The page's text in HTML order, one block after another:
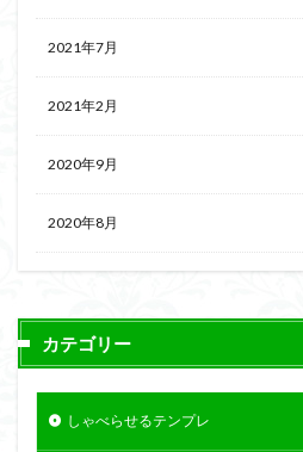
2021年7月
2021年2月
2020年9月
2020年8月
カテゴリー
しゃべらせるテンプレ